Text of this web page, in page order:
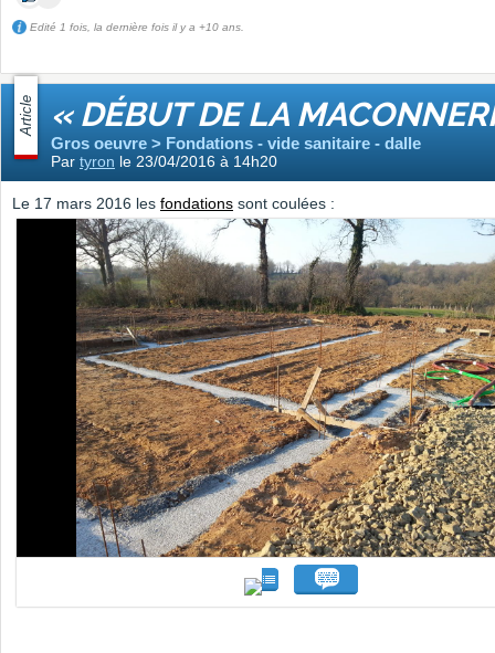
Edité 1 fois, la dernière fois il y a +10 ans.
Article « DÉBUT DE LA
Gros oeuvre > Fondations - vide sanitaire - dalle
Par tyron le 23/04/2016 à 14h20
Le 17 mars 2016 les fondations sont coulées :